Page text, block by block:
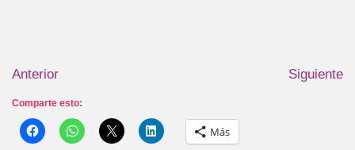
Anterior Siguiente
Comparte esto:
Más